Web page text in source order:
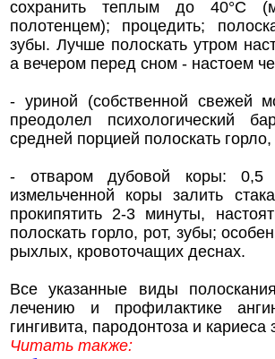
сохранить теплым до 40°С
полотенцем); процедить;
зубы. Лучше полоскать утром
а вечером перед сном - настоем
- уриной (собственной свежей
преодолел психологический
средней порцией полоскать горло,
- отваром дубовой коры: 0,5
измельченной коры залить
прокипятить 2-3 минуты,
полоскать горло, рот, зубы;
рыхлых, кровоточащих деснах.
Все указанные виды
лечению и профилактике
гингивита, пародонтоза и кариеса
Читать также: